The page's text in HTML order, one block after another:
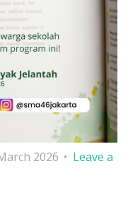
2026
Leave a